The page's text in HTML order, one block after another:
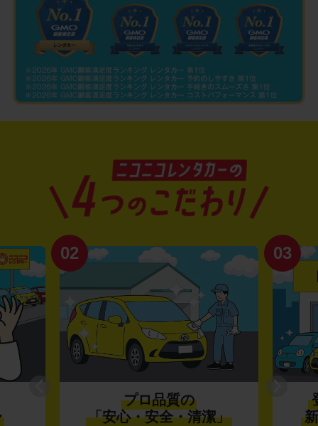
02
プロ品質の
「安心・安全・清潔」
03